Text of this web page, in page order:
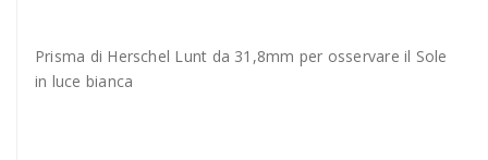
Prisma di Herschel Lunt da 31,8mm per osservare il Sole
in luce bianca